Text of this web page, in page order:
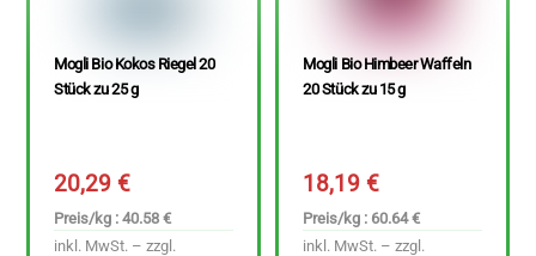
Mogli Bio Kokos Riegel 20
Stück zu 25 g
20,29€
Preis/kg : 40.58 €
inkl. MwSt. – zzgl.
Mogli Bio Himbeer Waffeln
20 Stück zu 15 g
18,19€
Preis/kg : 60.64 €
inkl. MwSt. – zzgl.